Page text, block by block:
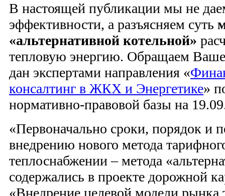
В настоящей публикации мы не
эффективности, а разъясняем суть
«альтернативной котельной»
тепловую энергию. Обращаем Ваше
дан экспертами направления «
консалтинг в ЖКХ и Энергетике»
нормативно-правовой базы на
«Первоначально сроки, порядок и
внедрению нового метода
теплоснабжении – метода
содержались в проекте дорожной